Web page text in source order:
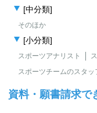
[中分類]
そのほか
[小分類]
スポーツアナリスト
スポーツチームのスタッ
資料・願書請求で